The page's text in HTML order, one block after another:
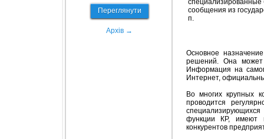
Переглянути
Архів →
сообщения из
п.
Основное
решений. Она может
Информация на
Интернет,
Во многих крупных
проводится
функции КР, имеют
конкурентов